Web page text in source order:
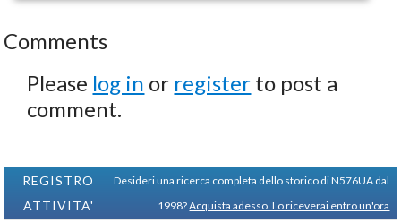
Comments
Please log in or register to post a
comment.
REGISTRO
ATTIVITA'
Desideri una ricerca completa dello storico di N576UA dal
1998?Acquista adesso. Lo riceverai entro un'ora